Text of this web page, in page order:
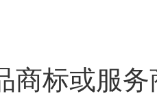
商标或服